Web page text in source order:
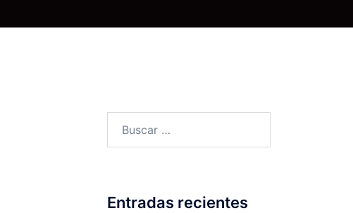
Entradas recientes